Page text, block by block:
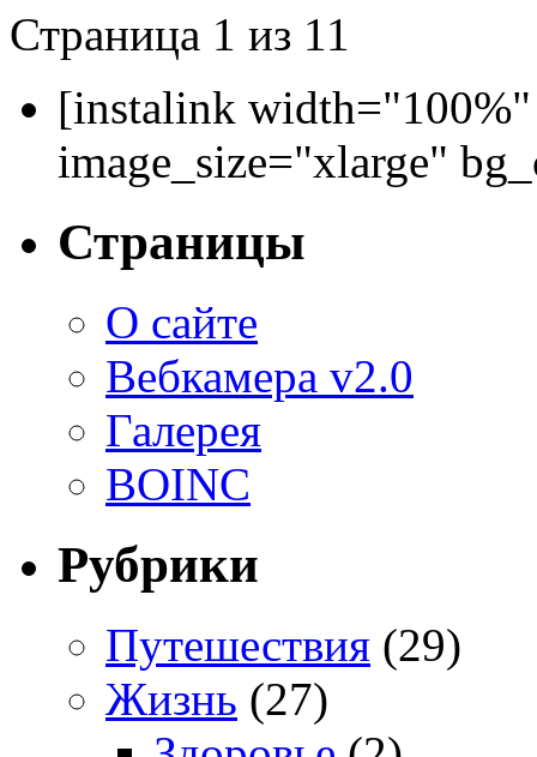
Страница 1 из 11
[instalink
image_size="xlarge"
Страницы
О сайте
Вебкамера v2.0
Галерея
BOINC
Рубрики
Путешествия (29)
Жизнь (27)